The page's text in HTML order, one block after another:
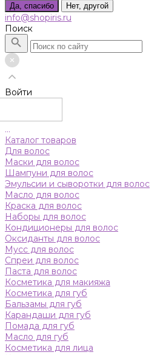
Да, спасибо Нет, другой
info@shopiris.ru
Поиск
Войти
...
Каталог товаров
Для волос
Маски для волос
Шампуни для волос
Эмульсии и сыворотки для волос
Масло для волос
Краска для волос
Наборы для волос
Кондиционеры для волос
Оксиданты для волос
Мусс для волос
Спреи для волос
Паста для волос
Косметика для макияжа
Косметика для губ
Бальзамы для губ
Карандаши для губ
Помада для губ
Масло для губ
Косметика для лица